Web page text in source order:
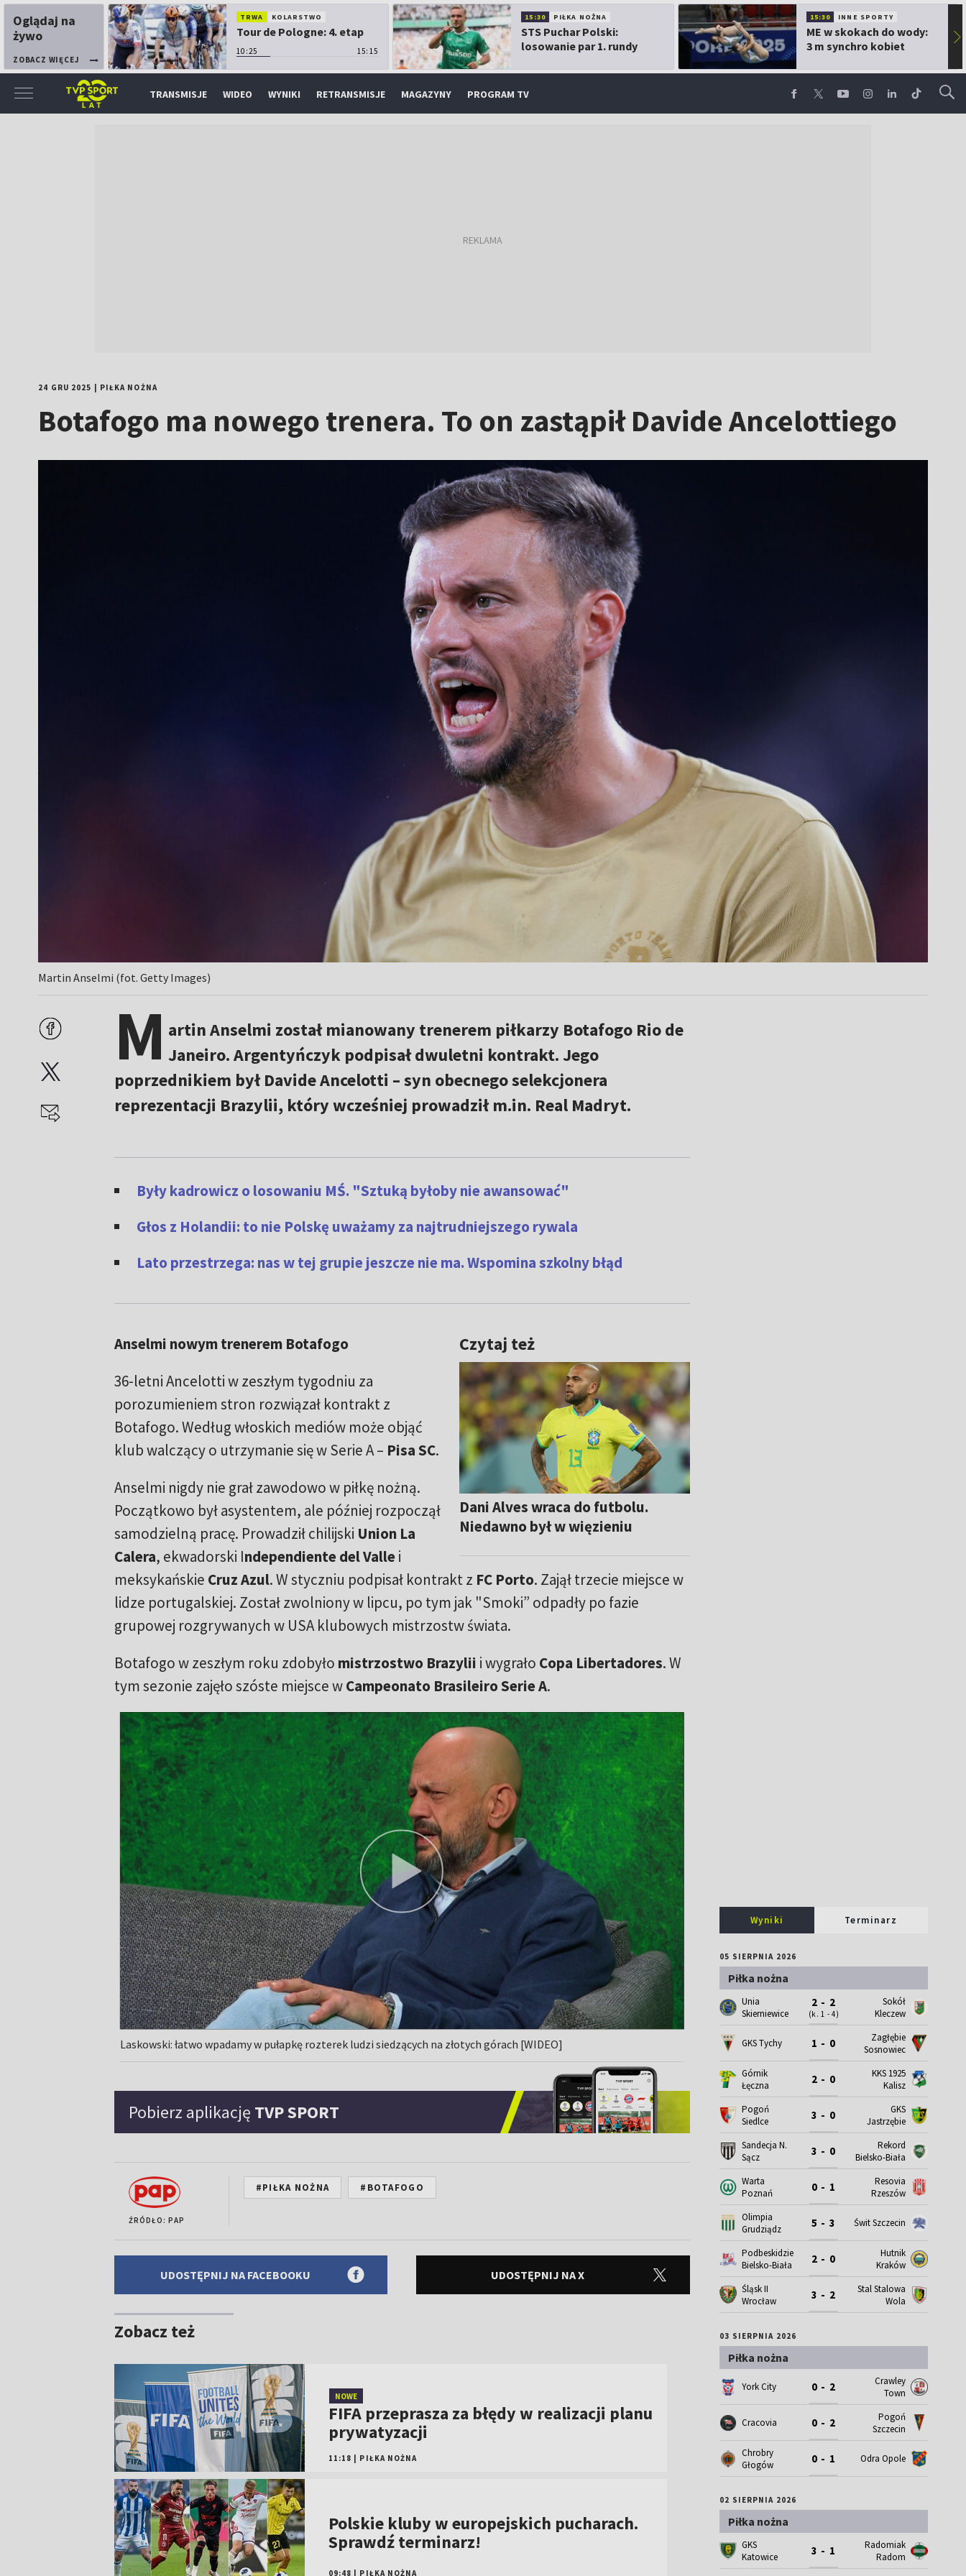
Oglądaj na
żywo
ZOBACZ WIĘCEJ
TRWA KOLARSTWO
Tour de Pologne: 4. etap
10:25 15:15
15:30 PIŁKA NOŻNA
STS Puchar Polski:
losowanie par 1. rundy
15:30 INNE SPORTY
ME w skokach do wody:
3 m synchro kobiet
▶
TRANSMISJE WIDEO WYNIKI RETRANSMISJE MAGAZYNY PROGRAM TV
24 GRU 2025 PIŁKA NOŻNA
Botafogo ma nowego trenera. To on zastąpił Davide Ancelottiego
Martin Anselmi (fot. Getty Images)
M artin Anselmi został mianowany trenerem piłkarzy Botafogo Rio de
Janeiro. Argentyńczyk podpisał dwuletni kontrakt. Jego
poprzednikiem był Davide Ancelotti – syn obecnego selekcjonera
reprezentacji Brazylii, który wcześniej prowadził m.in. Real Madryt.
Były kadrowicz o losowaniu MŚ. "Sztuką byłoby nie awansować"
Głos z Holandii: to nie Polskę uważamy za najtrudniejszego rywala
Lato przestrzega: nas w tej grupie jeszcze nie ma. Wspomina szkolny błąd
Czytaj też
Dani Alves wraca do futbolu.
Niedawno był w więzieniu
Anselmi nowym trenerem Botafogo
36-letni Ancelotti w zeszłym tygodniu za
porozumieniem stron rozwiązał kontrakt z
Botafogo. Według włoskich mediów może objąć
klub walczący o utrzymanie się w Serie A – Pisa SC.
Anselmi nigdy nie grał zawodowo w piłkę nożną.
Początkowo był asystentem, ale później rozpoczął
samodzielną pracę. Prowadził chilijski Union La
Calera, ekwadorski Independiente del Vallei
meksykańskie Cruz Azul. W styczniu podpisał kontrakt z FC Porto. Zajął trzecie miejsce w
lidze portugalskiej. Został zwolniony w lipcu, po tym jak "Smoki” odpadły po fazie
grupowej rozgrywanych w USA klubowych mistrzostw świata.
Botafogo w zeszłym roku zdobyło mistrzostwo Brazylii i wygrało Copa Libertadores. W
tym sezonie zajęło szóste miejsce wCampeonato Brasileiro Serie A.
Laskowski: łatwo wpadamy w pułapkę rozterek ludzi siedzących na złotych górach [WIDEO]
Pobierz aplikację TVP SPORT
ŹRÓDŁO: PAP
#PIŁKA NOŻNA #BOTAFOGO
UDOSTĘPNIJ NA FACEBOOKU UDOSTĘPNIJ NA X
Zobacz też
NOWE
FIFA przeprasza za błędy w realizacji planu
prywatyzacji
11:18 PIŁKA NOŻNA
Polskie kluby w europejskich pucharach.
Sprawdź terminarz!
09:48 PIŁKA NOŻNA
Wyniki Terminarz
05 SIERPNIA 2026
Piłka nożna
Unia
Skierniewice
2 - 2
(k. 1 - 4)
Sokół
Kleczew
GKS Tychy 1 - 0
Zagłębie
Sosnowiec
Górnik
Łęczna
2 - 0
KKS 1925
Kalisz
Pogoń
Siedlce
3 - 0
GKS
Jastrzębie
Sandecja N.
Sącz
3 - 0
Rekord
Bielsko-Biała
Warta
Poznań
0 - 1
Resovia
Rzeszów
Olimpia
Grudziądz
5 - 3 Świt Szczecin
Podbeskidzie
Bielsko-Biała
2 - 0
Hutnik
Kraków
Śląsk II
Wrocław
3 - 2
Stal Stalowa
Wola
03 SIERPNIA 2026
Piłka nożna
York City 0 - 2
Crawley
Town
Cracovia 0 - 2
Pogoń
Szczecin
Chrobry
Głogów
0 - 1 Odra Opole
02 SIERPNIA 2026
Piłka nożna
GKS
Katowice
3 - 1
Radomiak
Radom